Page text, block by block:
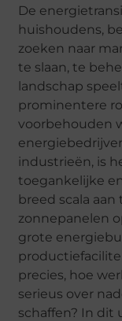
De
huishoudens,
zoeken naar
te slaan, te
landschap
prominentere
voorbehouden
industrieën, is
toegankelijke
breed scala
zonnepanelen
grote
precies, hoe
serieus over
schaffen? In dit